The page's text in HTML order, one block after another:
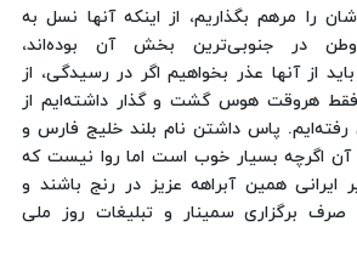
را مرهم بگذاریم، از اینكه آنها نسل به
در جنوبی‌ترین بخش آن بوده‌اند،
از آنها عذر بخواهیم اگر در رسیدگی، از
فقط هر‌وقت هوس گشت و گذار داشته‌ایم از
پاس داشتن نام بلند خلیج فارس و
آن اگرچه بسیار خوب است اما روا نیست كه
ایرانی همین آبراهه عزیز در رنج باشند و
صرف برگزاری سمینار و تبلیغات روز ملی